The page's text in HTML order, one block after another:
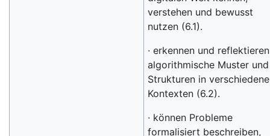
verstehen und bewusst
nutzen (6.1).
· erkennen und reflektieren
algorithmische Muster und
Strukturen in
Kontexten (6.2).
· können Probleme
formalisiert beschreiben,